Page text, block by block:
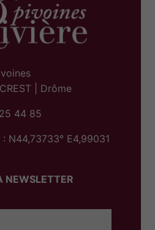
0
0
| Drôme
44 85
N44,73733° E4,99031
NEWSLETTER